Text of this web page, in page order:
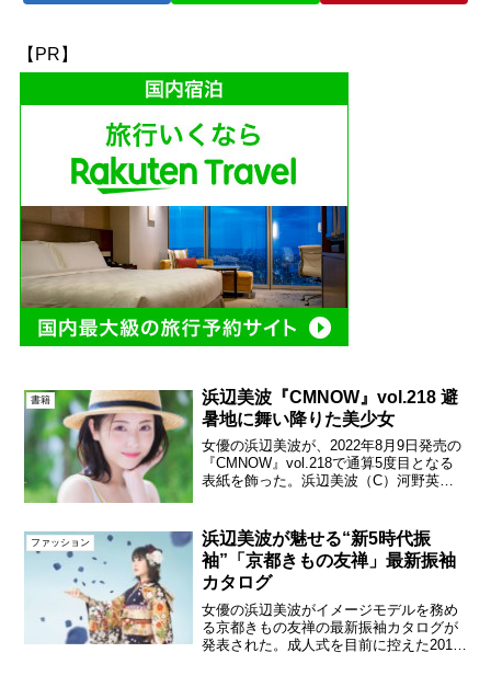
【PR】
書籍
浜辺美波『CMNOW』vol.218 避
暑地に舞い降りた美少女
女優の浜辺美波が、2022年8月9日発売の
『CMNOW』vol.218で通算5度目となる
表紙を飾った。浜辺美波（C）河野英喜
続テレビ小説『らんまん』など、...
ファッション
浜辺美波が魅せる“新5時代振
袖”「京都きもの友禅」最新振袖
カタログ
女優の浜辺美波がイメージモデルを務め
る京都きもの友禅の最新振袖カタログが
発表された。成人式を目前に控えた2019